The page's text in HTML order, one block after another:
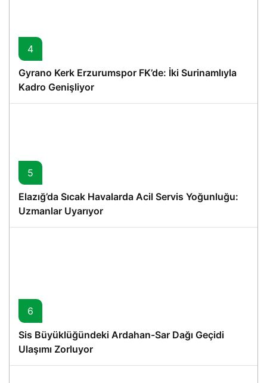
4
Gyrano Kerk Erzurumspor FK’de: İki Surinamlıyla
Kadro Genişliyor
5
Elazığ’da Sıcak Havalarda Acil Servis Yoğunluğu:
Uzmanlar Uyarıyor
6
Sis Büyüklüğündeki Ardahan-Sar Dağı Geçidi
Ulaşımı Zorluyor